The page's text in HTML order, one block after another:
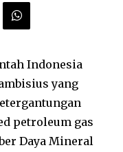
Indonesia
yang
petroleum gas
Daya Mineral